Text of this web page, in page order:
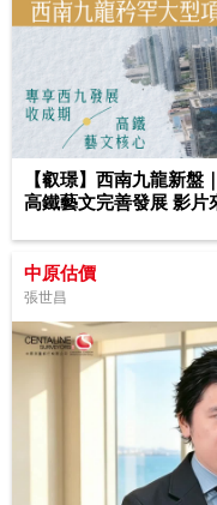
【叡璟】西南九龍新盤
高鐵藝文完善發展 影片
中原估價
張世昌